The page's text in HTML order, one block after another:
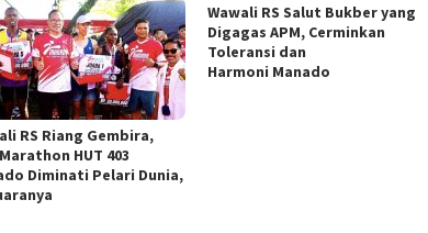
RS Riang Gembira,
HUT 403
Diminati Pelari Dunia,
Wawali RS Salut Bukber yang
Digagas APM, Cerminkan
Toleransi dan
Harmoni Manado